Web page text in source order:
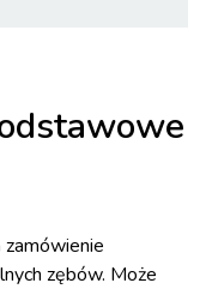
zębów. Może